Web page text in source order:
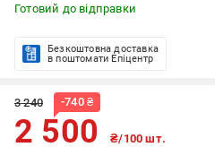
Готовий до відправки
Безкоштовна доставка
в поштомати Епіцентр
3 240 -740₴
2 500 ₴/100 шт.